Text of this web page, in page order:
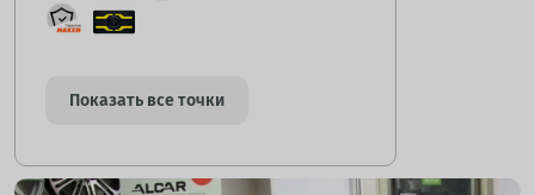
Показать все точки